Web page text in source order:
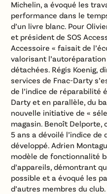
Michelin, a évoqué les
performance dans le
d’un livre blanc. Pour
et président de SOS
Accessoire « faisait de
valorisant
détachées. Régis Koenig,
services de Fnac-Darty
de l’indice de réparabilité
Darty et en parallèle, du
nouvelle initiative de «
magasin. Benoît Delporte,
5 ans a dévoilé l’indice
développé. Adrien
modèle de fonctionnalité
d’appareils, démontrant
possible et a évoqué les
d’autres membres du club.